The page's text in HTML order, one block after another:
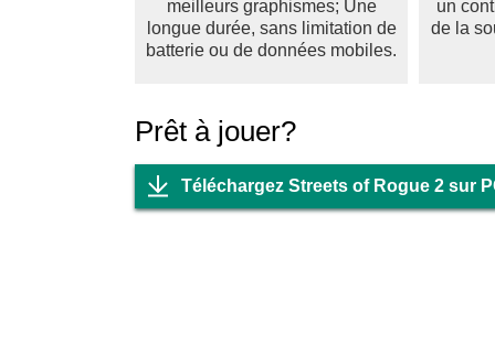
standout title for fans of open-world and
cause mayhem, Streets of Rogue 2 provides
meilleurs graphismes; Une
longue durée, sans limitation de
batterie ou de données mobiles.
un
de la
Prêt à jouer?
Téléchargez Streets of Rogue 2 sur